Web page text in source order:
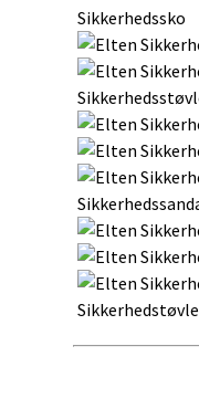
Sikkerhedssko